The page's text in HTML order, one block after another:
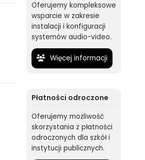
Oferujemy kompleksowe
wsparcie w zakresie
instalacji i konfiguracji
systemów audio-video.
Więcej informacji
Płatności odroczone
Oferujemy możliwość
skorzystania z płatności
odroczonych dla szkół i
instytucji publicznych.